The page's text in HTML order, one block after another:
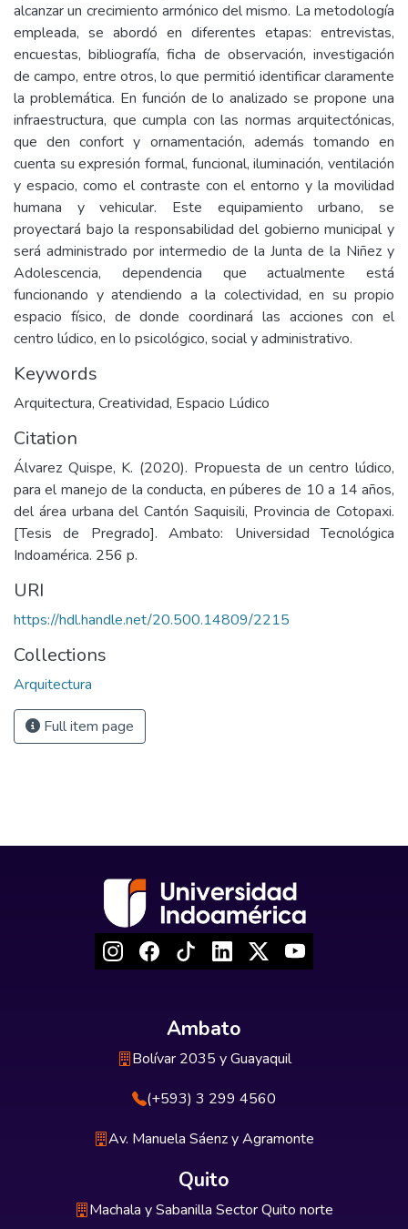
alcanzar un crecimiento armónico del mismo. La metodología
empleada, se abordó en diferentes etapas: entrevistas,
encuestas, bibliografía, ficha de observación, investigación
de campo, entre otros, lo que permitió identificar claramente
la problemática. En función de lo analizado se propone una
infraestructura, que cumpla con las normas arquitectónicas,
que den confort y ornamentación, además tomando en
cuenta su expresión formal, funcional, iluminación, ventilación
y espacio, como el contraste con el entorno y la movilidad
humana y vehicular. Este equipamiento urbano, se
proyectará bajo la responsabilidad del gobierno municipal y
será administrado por intermedio de la Junta de la Niñez y
Adolescencia, dependencia que actualmente está
funcionando y atendiendo a la colectividad, en su propio
espacio físico, de donde coordinará las acciones con el
centro lúdico, en lo psicológico, social y administrativo.
Keywords
Arquitectura, Creatividad, Espacio Lúdico
Citation
Álvarez Quispe, K. (2020). Propuesta de un centro lúdico,
para el manejo de la conducta, en púberes de 10 a 14 años,
del área urbana del Cantón Saquisili, Provincia de Cotopaxi.
[Tesis de Pregrado]. Ambato: Universidad Tecnológica
Indoamérica. 256 p.
URI
https://hdl.handle.net/20.500.14809/2215
Collections
Arquitectura
Full item page
Ambato
Bolívar 2035 y Guayaquil
(+593) 3 299 4560
Av. Manuela Sáenz y Agramonte
Quito
Machala y Sabanilla Sector Quito norte